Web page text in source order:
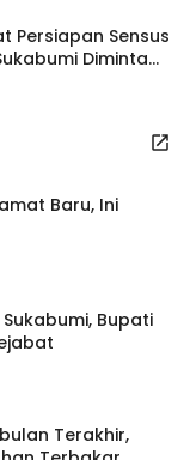
Persiapan Sensus
Diminta
Baru, Ini
Bupati
Terakhir,